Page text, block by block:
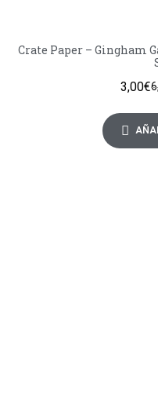
Crate Paper – Gingham
3,00€